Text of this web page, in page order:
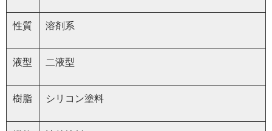
性質 溶剤系
液型 二液型
樹脂 シリコン塗料